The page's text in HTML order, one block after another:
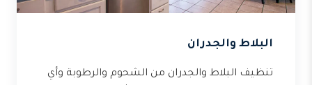
البلاط والجدران
تنظيف البلاط والجدران من الشحوم والرطوبة وأي